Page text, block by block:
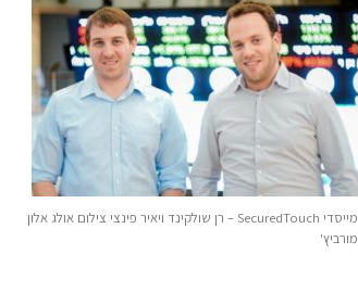
מייסדי SecuredTouch – רן שולקינד ויאיר פינצי צילום אולג אלון
מורביץ'